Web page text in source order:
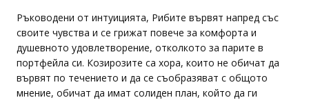
Ръководени от интуицията, Рибите вървят напред със
своите чувства и се грижат повече за комфорта и
душевното удовлетворение, отколкото за парите в
портфейла си. Козирозите са хора, които не обичат да
вървят по течението и да се съобразяват с общото
мнение, обичат да имат солиден план, който да ги